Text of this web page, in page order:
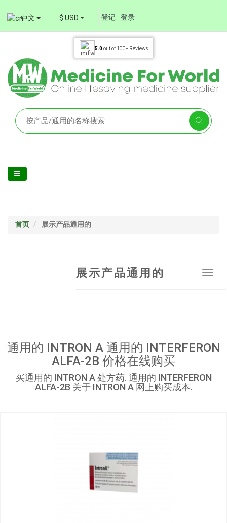
中文 $ USD 登记 登录
5.0out of 100+ Reviews
首页 展示产品通用的
展示产品通用的
通用的 INTRON A 通用的 INTERFERON
ALFA-2B 价格在线购买
买通用的 INTRON A 处方药. 通用的 INTERFERON
ALFA-2B 关于 INTRON A 网上购买成本.